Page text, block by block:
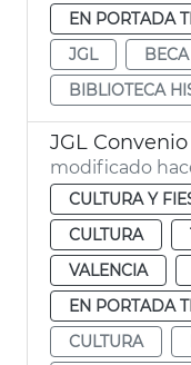
EN PORTADA
JGL
BECA
BIBLIOTECA
JGL
modificado
CULTURA Y
CULTURA
VALENCIA
EN PORTADA
CULTURA